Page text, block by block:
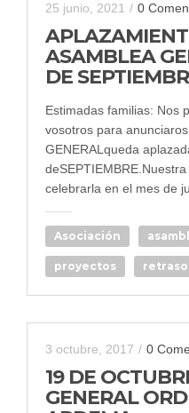
25 junio, 2021 / 0
ASAMBLEA
DE
Estimadas familias: Nos
vosotros para
GENERALqueda
celebrarla en el mes de
Asociación
proyectos retraso
3 octubre, 2017 / 0
19 DE
GENERAL